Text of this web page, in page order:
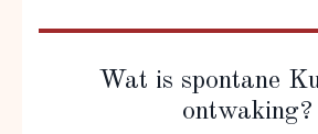
Wat is spontane
ontwaking?